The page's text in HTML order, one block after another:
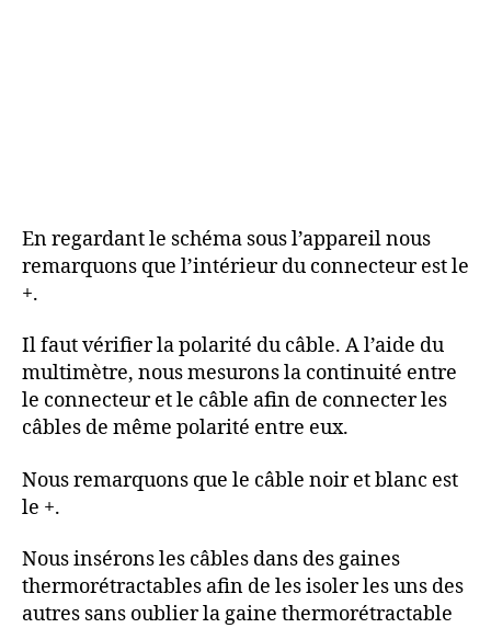
En regardant le schéma sous l’appareil nous
remarquons que l’intérieur du connecteur est le
+.
Il faut vérifier la polarité du câble. A l’aide du
multimètre, nous mesurons la continuité entre
le connecteur et le câble afin de connecter les
câbles de même polarité entre eux.
Nous remarquons que le câble noir et blanc est
le +.
Nous insérons les câbles dans des gaines
thermorétractables afin de les isoler les uns des
autres sans oublier la gaine thermorétractable